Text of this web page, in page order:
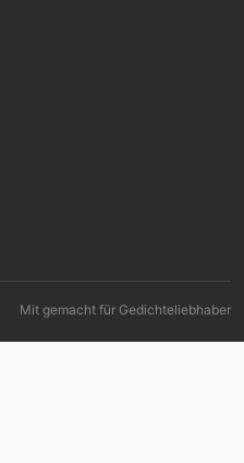
Mit gemacht für Gedichteliebhaber